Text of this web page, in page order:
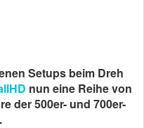
Setups beim Dreh
nun eine Reihe von
der 500er- und 700er-